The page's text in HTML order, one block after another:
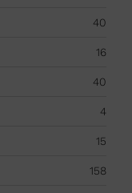
40
16
40
4
15
158